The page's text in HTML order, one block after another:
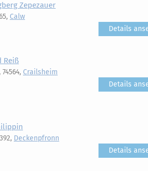
Zepezauer
Calw
Details
Reiß
Crailsheim
Details
Deckenpfronn
Details